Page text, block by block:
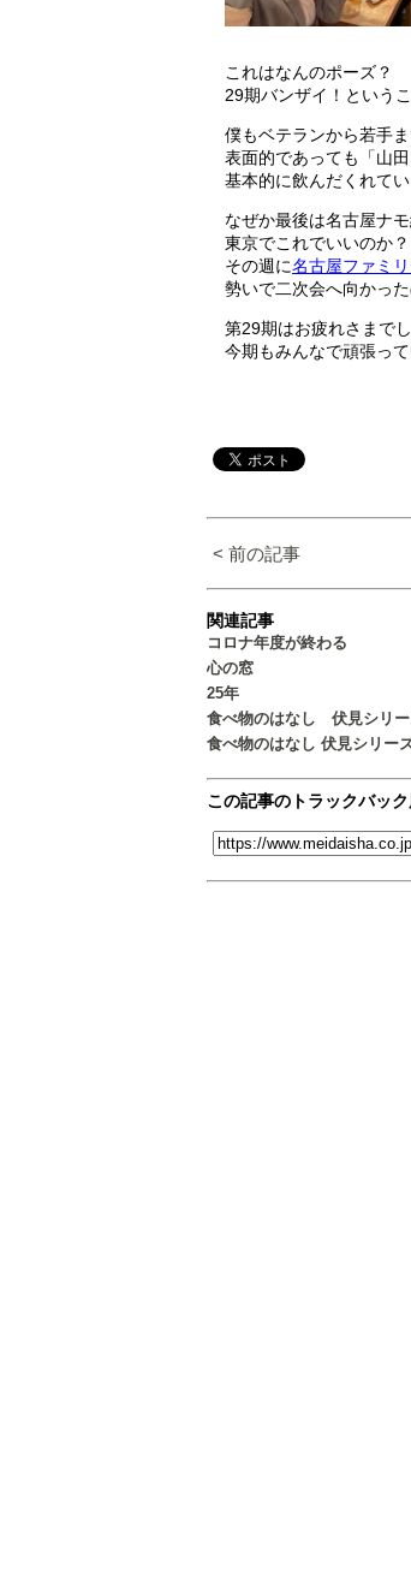
これはなんのポーズ？
29期バンザイ！というこ
僕もベテランから若手
表面的であっても「山
基本的に飲んだくれて
なぜか最後は名古屋ナモ
東京でこれでいいのか
その週に名古屋ファミ
勢いで二次会へ向かっ
第29期はお疲れさまでし
今期もみんなで頑張って
< 前の記事
関連記事
コロナ年度が終わる
心の窓
25年
食べ物のはなし 伏見シリ
食べ物のはなし 伏見シリー
この記事のトラックバッ